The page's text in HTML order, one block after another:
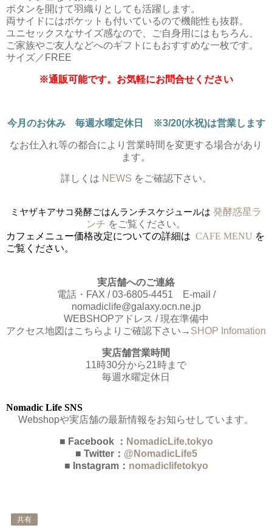
ボタンを開けて羽織りとしても活躍します。
両サイドにはポケットも付いているので機能性も抜群。
ユニセックスなサイズ感なので、ご自身用にはもちろん、
ご家族やご友人などへのギフトにもおすすめな一枚です。
サイズ／FREE
※通販可能です。お気軽にお問合せください
今月のお休み 毎週水曜定休日 ※3/20(水祝)は営業します
なお仕入れ等の都合により営業時間を変更する場合があり
ます。
詳しくは NEWS をご確認下さい。
ミヤザキアサコ発酵ごはんランチスケジュールは 発酵惑星ラ
ンチ をご覧ください。
カフェメニュー価格改定についての詳細は CAFE MENU を
ご覧ください。
実店舗へのご連絡
電話・FAX / 03-6805-4451 E-mail /
nomadiclife@galaxy.ocn.ne.jp
WEBSHOPアドレス / 現在準備中
アクセス地図はこちらよりご確認下さい→ SHOP Infomation
実店舗営業時間
11時30分から21時まで
毎週水曜定休日
Nomadic Life SNS
Webshopや実店舗の最新情報をお知らせしています。
■ Facebook ： NomadicLife.tokyo
■ Twitter： @NomadicLife5
■ Instagram： nomadiclifetokyo
共有